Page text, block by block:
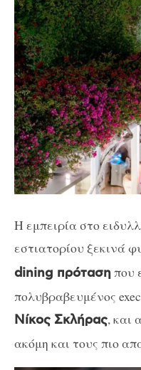
Η εμπειρία στο
εστιατορίου ξεκινά
dining πρότασηπου
πολυβραβευμένος
Νίκος Σκλήρας, και
ακόμη και τους πιο